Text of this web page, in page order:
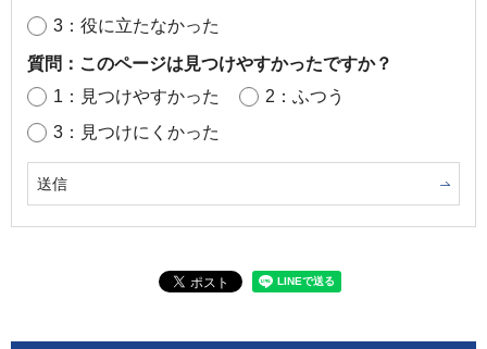
3：役に立たなかった
質問：このページは見つけやすかったですか？
1：見つけやすかった
2：ふつう
3：見つけにくかった